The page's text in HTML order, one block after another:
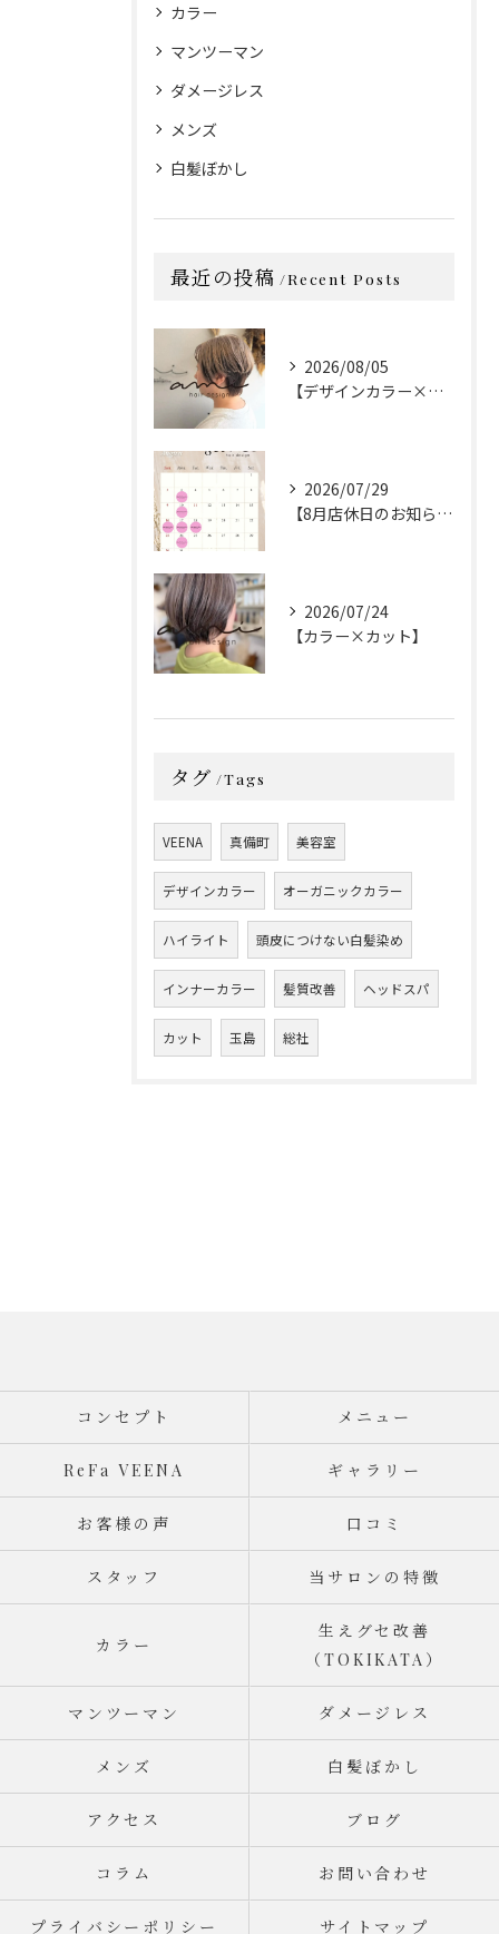
カラー
マンツーマン
ダメージレス
メンズ
白髪ぼかし
最近の投稿 Recent Posts
2026/08/05
【デザインカラー×カット】
2026/07/29
【8月店休日のお知らせ】
2026/07/24
【カラー×カット】
タグ Tags
VEENA 真備町 美容室
デザインカラー オーガニックカラー
ハイライト 頭皮につけない白髪染め
インナーカラー 髪質改善 ヘッドスパ
カット 玉島 総社
コンセプト メニュー
ReFa VEENA ギャラリー
お客様の声 口コミ
スタッフ 当サロンの特徴
カラー
生えグセ改善
（TOKIKATA）
マンツーマン ダメージレス
メンズ 白髪ぼかし
アクセス ブログ
コラム お問い合わせ
プライバシーポリシー サイトマップ